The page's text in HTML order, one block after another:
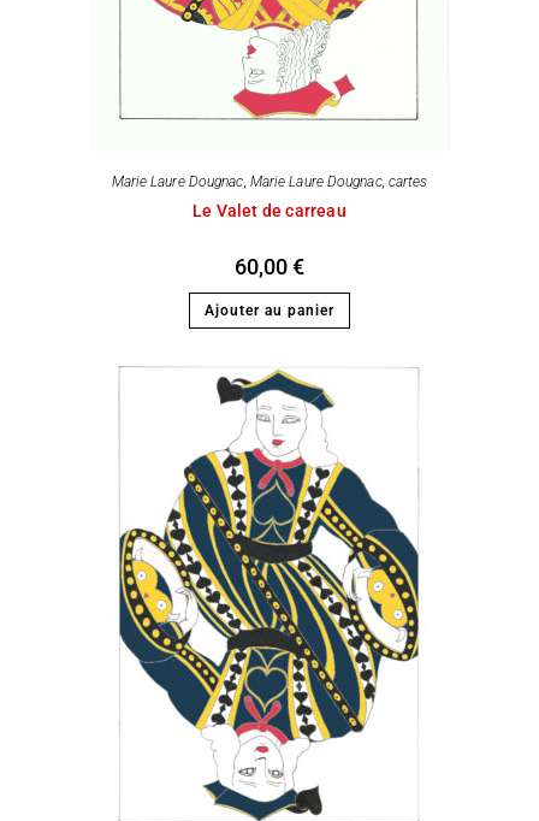
Marie Laure Dougnac, Marie Laure Dougnac, cartes
Le Valet de carreau
60,00€
Ajouter au panier